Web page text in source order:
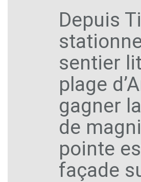
Depuis
sentier
plage
gagner
de
pointe
façade